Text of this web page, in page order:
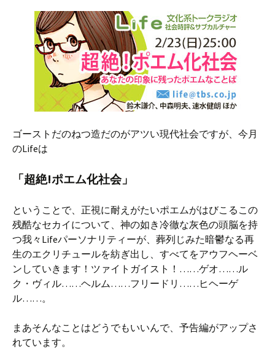
ゴーストだのねつ造だのがアツい現代社会ですが、今月
のLifeは
「超絶!ポエム化社会」
ということで、正視に耐えがたいポエムがはびこるこの
残酷なセカイについて、神の如き冷徹な灰色の頭脳を持
つ我々Lifeパーソナリティーが、葬列じみた暗鬱なる再
生のエクリチュールを紡ぎ出し、すべてをアウフヘーベ
ンしていきます！ツァイトガイスト！……ゲオ……ル
ク・ヴィル……ヘルム……フリードリ……ヒヘーゲ
ル……。
まあそんなことはどうでもいいんで、予告編がアップさ
れています。